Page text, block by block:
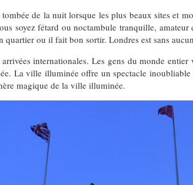
de la nuit lorsque les plus beaux sites et
soyez fétard ou noctambule tranquille,
quartier ou il fait bon sortir. Londres est sans
arrivées internationales. Les gens du monde
La ville illuminée offre un spectacle
magique de la ville illuminée.